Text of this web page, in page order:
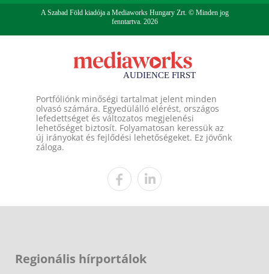
A Szabad Föld kiadója a Mediaworks Hungary Zrt. © Minden jog
fenntartva. 2026
Portfóliónk minőségi tartalmat jelent minden
olvasó számára. Egyedülálló elérést, országos
lefedettséget és változatos megjelenési
lehetőséget biztosít. Folyamatosan keressük az
új irányokat és fejlődési lehetőségeket. Ez jövőnk
záloga.
Regionális hírportálok